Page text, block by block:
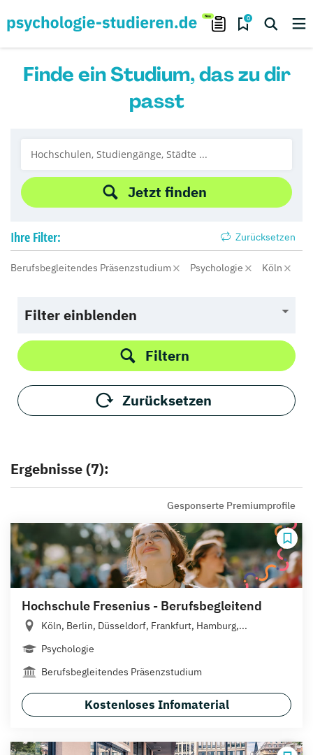
0
Finde ein Studium, das zu dir
passt
Jetzt finden
Ihre Filter: Zurücksetzen
Berufsbegleitendes Präsenzstudium Psychologie Köln
Filter einblenden
Filtern
Zurücksetzen
Ergebnisse (7):
Gesponserte Premiumprofile
Hochschule Fresenius - Berufsbegleitend
Köln, Berlin, Düsseldorf, Frankfurt, Hamburg,...
Psychologie
Berufsbegleitendes Präsenzstudium
Kostenloses Infomaterial